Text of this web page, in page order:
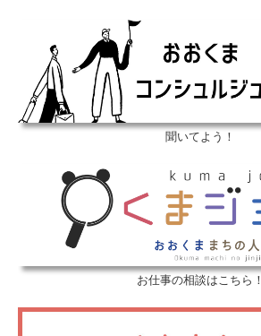
聞いてよう！
お仕事の相談はこちら！